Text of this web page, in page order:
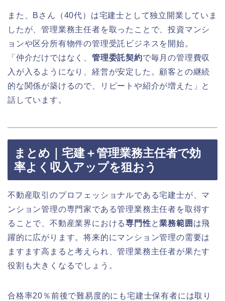
また、Bさん（40代）は宅建士として独立開業していま
したが、管理業務主任者を取ったことで、投資マンシ
ョンや区分所有物件の管理受託ビジネスを開始。
「仲介だけではなく、 管理委託契約で毎月の管理費収
入が入るようになり、経営が安定した。顧客との継続
的な関係が築けるので、リピートや紹介が増えた」と
話しています。
まとめ｜宅建＋管理業務主任者で効
率よく収入アップを狙おう
不動産取引のプロフェッショナルである宅建士が、マ
ンション管理の専門家である管理業務主任者を取得す
ることで、不動産業界における専門性と業務範囲 は飛
躍的に広がります。将来的にマンション管理の需要は
ますます高まると考えられ、管理業務主任者が果たす
役割も大きくなるでしょう。
合格率20％前後で難易度的にも宅建士保有者には取り